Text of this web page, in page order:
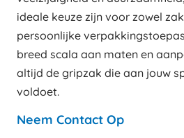
ideale keuze zijn voor zowel
persoonlijke
breed scala aan maten en
altijd de gripzak die aan jouw
voldoet.
Neem Contact Op